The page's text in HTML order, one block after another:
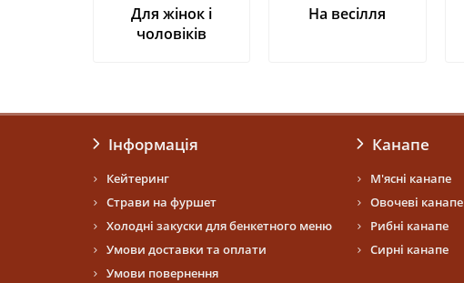
Для жінок і
чоловіків
На весілля
Інформація
Кейтеринг
Страви на фуршет
Холодні закуски для бенкетного меню
Умови доставки та оплати
Умови повернення
Канапе
М'ясні канапе
Овочеві канапе
Рибні канапе
Сирні канапе